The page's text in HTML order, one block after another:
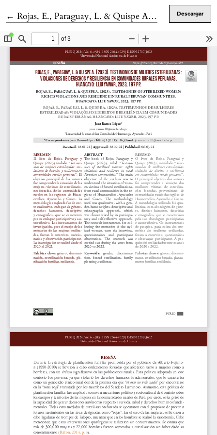
← Volver a los detalles del artículo
Rojas, E., Paraguay, L. & Quispe A. (2023). Testimonios de mujeres esterilizadas: violaciones de derechos y resiliencia en comunidades rurales peruanas. Huancayo: Lliu Yawar, 2023, 197 pp. Descargar